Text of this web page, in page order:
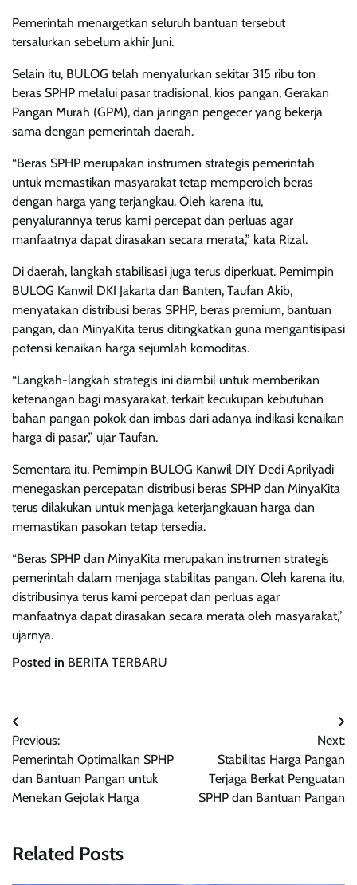
Pemerintah menargetkan seluruh bantuan tersebut
tersalurkan sebelum akhir Juni.
Selain itu, BULOG telah menyalurkan sekitar 315 ribu ton
beras SPHP melalui pasar tradisional, kios pangan, Gerakan
Pangan Murah (GPM), dan jaringan pengecer yang bekerja
sama dengan pemerintah daerah.
“Beras SPHP merupakan instrumen strategis pemerintah
untuk memastikan masyarakat tetap memperoleh beras
dengan harga yang terjangkau. Oleh karena itu,
penyalurannya terus kami percepat dan perluas agar
manfaatnya dapat dirasakan secara merata,” kata Rizal.
Di daerah, langkah stabilisasi juga terus diperkuat. Pemimpin
BULOG Kanwil DKI Jakarta dan Banten, Taufan Akib,
menyatakan distribusi beras SPHP, beras premium, bantuan
pangan, dan MinyaKita terus ditingkatkan guna mengantisipasi
potensi kenaikan harga sejumlah komoditas.
“Langkah-langkah strategis ini diambil untuk memberikan
ketenangan bagi masyarakat, terkait kecukupan kebutuhan
bahan pangan pokok dan imbas dari adanya indikasi kenaikan
harga di pasar,” ujar Taufan.
Sementara itu, Pemimpin BULOG Kanwil DIY Dedi Aprilyadi
menegaskan percepatan distribusi beras SPHP dan MinyaKita
terus dilakukan untuk menjaga keterjangkauan harga dan
memastikan pasokan tetap tersedia.
“Beras SPHP dan MinyaKita merupakan instrumen strategis
pemerintah dalam menjaga stabilitas pangan. Oleh karena itu,
distribusinya terus kami percepat dan perluas agar
manfaatnya dapat dirasakan secara merata oleh masyarakat,”
ujarnya.
Posted in BERITA TERBARU
Navigasi
pos
Previous:
Pemerintah Optimalkan SPHP
dan Bantuan Pangan untuk
Menekan Gejolak Harga
Next:
Stabilitas Harga Pangan
Terjaga Berkat Penguatan
SPHP dan Bantuan Pangan
Related Posts